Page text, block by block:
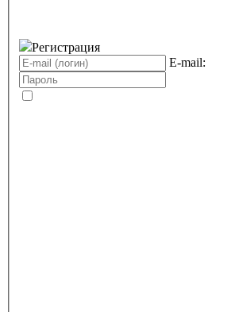
Регистрация
E-mail: